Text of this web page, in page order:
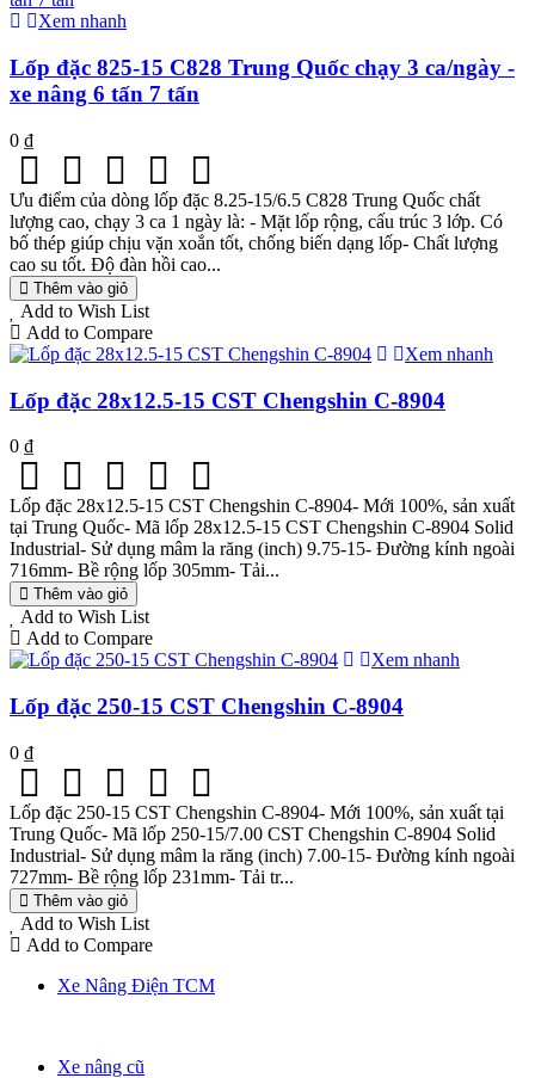
Xem nhanh
Lốp đặc 825-15 C828 Trung Quốc chạy 3 ca/ngày -
xe nâng 6 tấn 7 tấn
0 ₫
Ưu điểm của dòng lốp đặc 8.25-15/6.5 C828 Trung Quốc chất
lượng cao, chạy 3 ca 1 ngày là: - Mặt lốp rộng, cấu trúc 3 lớp. Có
bố thép giúp chịu vặn xoắn tốt, chống biến dạng lốp- Chất lượng
cao su tốt. Độ đàn hồi cao...
Thêm vào giỏ
Add to Wish List
Add to Compare
Xem nhanh
Lốp đặc 28x12.5-15 CST Chengshin C-8904
0 ₫
Lốp đặc 28x12.5-15 CST Chengshin C-8904- Mới 100%, sản xuất
tại Trung Quốc- Mã lốp 28x12.5-15 CST Chengshin C-8904 Solid
Industrial- Sử dụng mâm la răng (inch) 9.75-15- Đường kính ngoài
716mm- Bề rộng lốp 305mm- Tải...
Thêm vào giỏ
Add to Wish List
Add to Compare
Xem nhanh
Lốp đặc 250-15 CST Chengshin C-8904
0 ₫
Lốp đặc 250-15 CST Chengshin C-8904- Mới 100%, sản xuất tại
Trung Quốc- Mã lốp 250-15/7.00 CST Chengshin C-8904 Solid
Industrial- Sử dụng mâm la răng (inch) 7.00-15- Đường kính ngoài
727mm- Bề rộng lốp 231mm- Tải tr...
Thêm vào giỏ
Add to Wish List
Add to Compare
Xe Nâng Điện TCM
Xe nâng cũ